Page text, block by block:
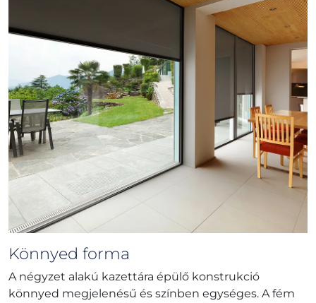
Könnyed forma
A négyzet alakú kazettára épülő konstrukció
könnyed megjelenésű és színben egységes. A fém